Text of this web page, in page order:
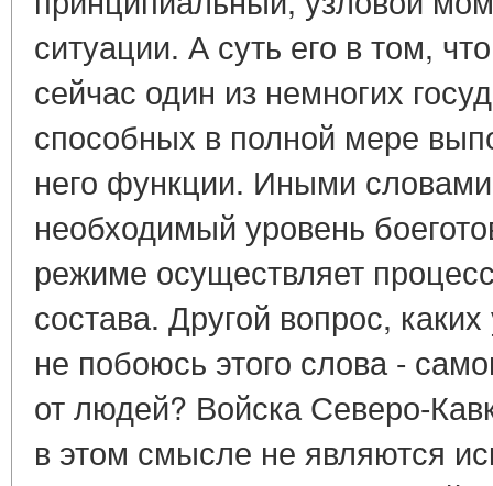
ситуации. А суть его в том,
сейчас один из немногих
способных в полной мере
него функции. Иными
необходимый уровень
режиме осуществляет
состава. Другой вопрос,
не побоюсь этого слова -
от людей? Войска Северо-
в этом смысле не являются